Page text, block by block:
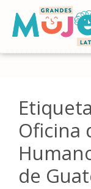
Oficina
de